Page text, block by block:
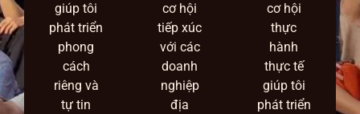
giúp tôi
phát triển
phong
cách
riêng và
tự tin
cơ hội
tiếp xúc
với các
doanh
nghiệp
địa
cơ hội
thực
hành
thực tế
giúp tôi
phát triển